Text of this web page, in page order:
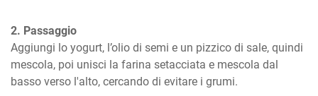
2. Passaggio
Aggiungi lo yogurt, l’olio di semi e un pizzico di sale, quindi
mescola, poi unisci la farina setacciata e mescola dal
basso verso l'alto, cercando di evitare i grumi.